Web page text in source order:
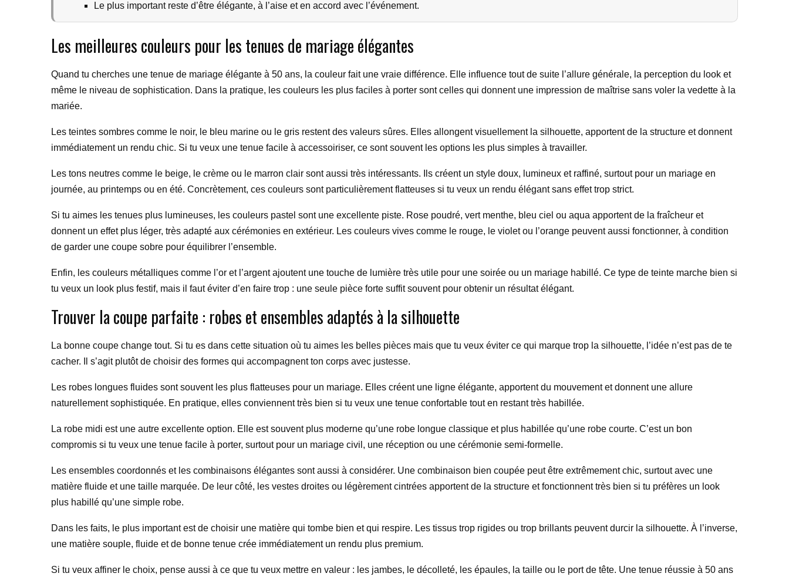
Le plus important reste d’être élégante, à l’aise et en accord avec l’événement.
Les meilleures couleurs pour les tenues de mariage élégantes
Quand tu cherches une tenue de mariage élégante à 50 ans, la couleur fait une vraie différence. Elle influence tout de suite l’allure générale, la perception du look et
même le niveau de sophistication. Dans la pratique, les couleurs les plus faciles à porter sont celles qui donnent une impression de maîtrise sans voler la vedette à la
mariée.
Les teintes sombres comme le noir, le bleu marine ou le gris restent des valeurs sûres. Elles allongent visuellement la silhouette, apportent de la structure et donnent
immédiatement un rendu chic. Si tu veux une tenue facile à accessoiriser, ce sont souvent les options les plus simples à travailler.
Les tons neutres comme le beige, le crème ou le marron clair sont aussi très intéressants. Ils créent un style doux, lumineux et raffiné, surtout pour un mariage en
journée, au printemps ou en été. Concrètement, ces couleurs sont particulièrement flatteuses si tu veux un rendu élégant sans effet trop strict.
Si tu aimes les tenues plus lumineuses, les couleurs pastel sont une excellente piste. Rose poudré, vert menthe, bleu ciel ou aqua apportent de la fraîcheur et
donnent un effet plus léger, très adapté aux cérémonies en extérieur. Les couleurs vives comme le rouge, le violet ou l’orange peuvent aussi fonctionner, à condition
de garder une coupe sobre pour équilibrer l’ensemble.
Enfin, les couleurs métalliques comme l’or et l’argent ajoutent une touche de lumière très utile pour une soirée ou un mariage habillé. Ce type de teinte marche bien si
tu veux un look plus festif, mais il faut éviter d’en faire trop : une seule pièce forte suffit souvent pour obtenir un résultat élégant.
Trouver la coupe parfaite : robes et ensembles adaptés à la silhouette
La bonne coupe change tout. Si tu es dans cette situation où tu aimes les belles pièces mais que tu veux éviter ce qui marque trop la silhouette, l’idée n’est pas de te
cacher. Il s’agit plutôt de choisir des formes qui accompagnent ton corps avec justesse.
Les robes longues fluides sont souvent les plus flatteuses pour un mariage. Elles créent une ligne élégante, apportent du mouvement et donnent une allure
naturellement sophistiquée. En pratique, elles conviennent très bien si tu veux une tenue confortable tout en restant très habillée.
La robe midi est une autre excellente option. Elle est souvent plus moderne qu’une robe longue classique et plus habillée qu’une robe courte. C’est un bon
compromis si tu veux une tenue facile à porter, surtout pour un mariage civil, une réception ou une cérémonie semi-formelle.
Les ensembles coordonnés et les combinaisons élégantes sont aussi à considérer. Une combinaison bien coupée peut être extrêmement chic, surtout avec une
matière fluide et une taille marquée. De leur côté, les vestes droites ou légèrement cintrées apportent de la structure et fonctionnent très bien si tu préfères un look
plus habillé qu’une simple robe.
Dans les faits, le plus important est de choisir une matière qui tombe bien et qui respire. Les tissus trop rigides ou trop brillants peuvent durcir la silhouette. À l’inverse,
une matière souple, fluide et de bonne tenue crée immédiatement un rendu plus premium.
Si tu veux affiner le choix, pense aussi à ce que tu veux mettre en valeur : les jambes, le décolleté, les épaules, la taille ou le port de tête. Une tenue réussie à 50 ans